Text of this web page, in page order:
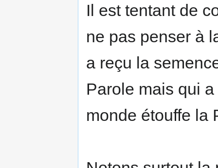
Il est tentant de
ne pas penser à
a reçu la
Parole mais qui
monde étouffe la